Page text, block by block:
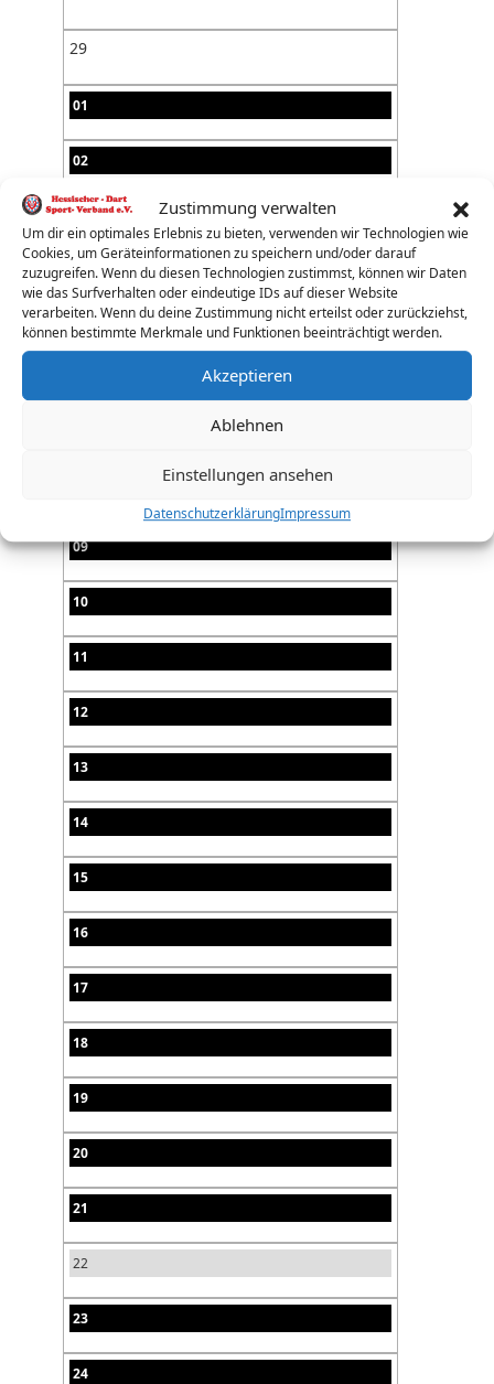
Zustimmung verwalten
Um dir ein optimales Erlebnis zu bieten, verwenden wir Technologien wie
Cookies, um Geräteinformationen zu speichern und/oder darauf
zuzugreifen. Wenn du diesen Technologien zustimmst, können wir Daten
wie das Surfverhalten oder eindeutige IDs auf dieser Website
verarbeiten. Wenn du deine Zustimmung nicht erteilst oder zurückziehst,
können bestimmte Merkmale und Funktionen beeinträchtigt werden.
Akzeptieren
Ablehnen
Einstellungen ansehen
DatenschutzerklärungImpressum
29
01
02
03
04
05
09
10
11
12
13
14
15
16
17
18
19
20
21
22
23
24